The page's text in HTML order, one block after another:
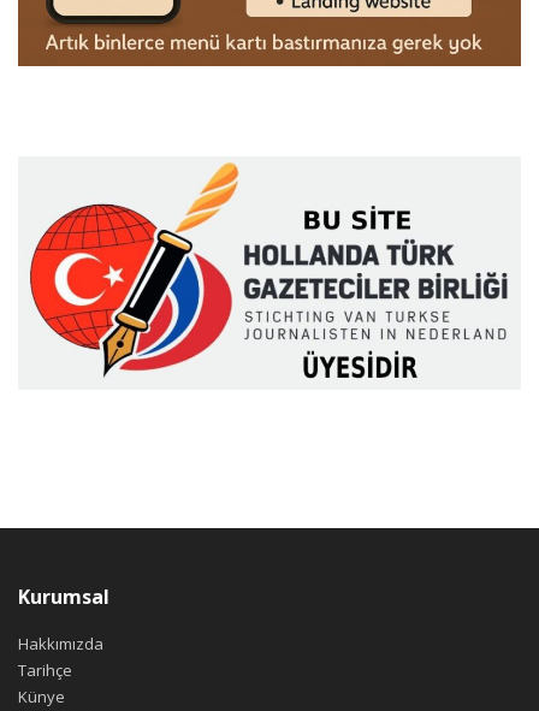
Kurumsal
Hakkımızda
Tarihçe
Künye